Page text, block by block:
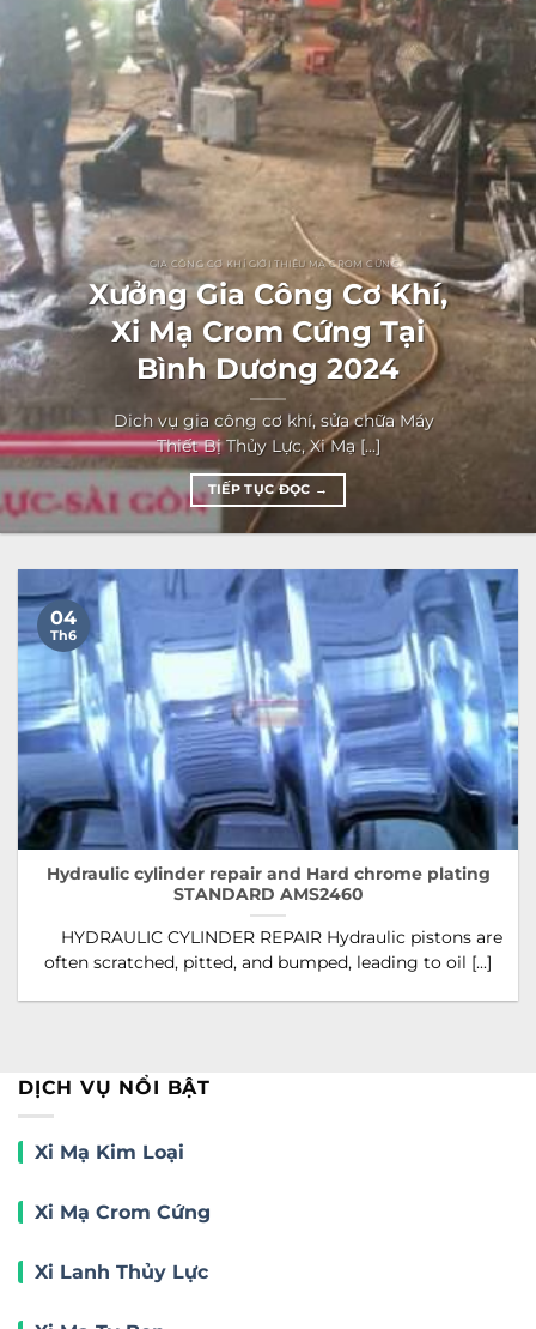
GIA CÔNG CƠ KHÍ GIỚI THIỆU MẠ CROM CỨNG
Xưởng Gia Công Cơ Khí,
Xi Mạ Crom Cứng Tại
Bình Dương 2024
Dich vụ gia công cơ khí, sửa chữa Máy
Thiết Bị Thủy Lực, Xi Mạ [...]
TIẾP TỤC ĐỌC →
Hydraulic cylinder repair and Hard chrome plating
STANDARD AMS2460
HYDRAULIC CYLINDER REPAIR Hydraulic pistons are
often scratched, pitted, and bumped, leading to oil [...]
04
Th6
DỊCH VỤ NỔI BẬT
Xi Mạ Kim Loại
Xi Mạ Crom Cứng
Xi Lanh Thủy Lực